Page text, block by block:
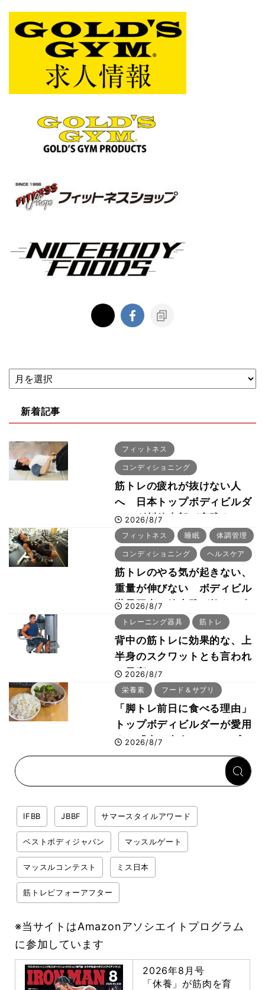
新着記事
フィットネス
コンディショニング
筋トレの疲れが抜けない人
へ 日本トップボディビルダ
ー・刈川啓志郎が実践する
「回復習慣」
2026/8/7
フィットネス 睡眠 体調管理
コンディショニング ヘルスケア
筋トレのやる気が起きない、
重量が伸びない ボディビル
世界王者・鈴木雅が教える食
事・睡眠・呼吸の整え方
2026/8/7
トレーニング器具 筋トレ
背中の筋トレに効果的な、上
半身のスクワットとも言われ
た最高マシン“ノーチラス・
プルオーバーマシン”とは？
2026/8/7
栄養素 フード＆サプリ
「脚トレ前日に食べる理由」
トップボディビルダーが愛用
する「米＋牛肉」のシンプル
回復メシとは？
2026/8/7
IFBB JBBF サマースタイルアワード
ベストボディジャパン マッスルゲート
マッスルコンテスト ミス日本
筋トレビフォーアフター
※当サイトはAmazonアソシエイトプログラム
に参加しています
2026年8月号
「休養」が筋肉を育